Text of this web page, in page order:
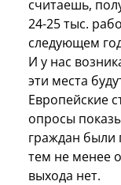
считаешь,
24-25 тыс.
следующем
И у нас
эти места
Европейские
опросы
граждан были
тем не менее
выхода нет.